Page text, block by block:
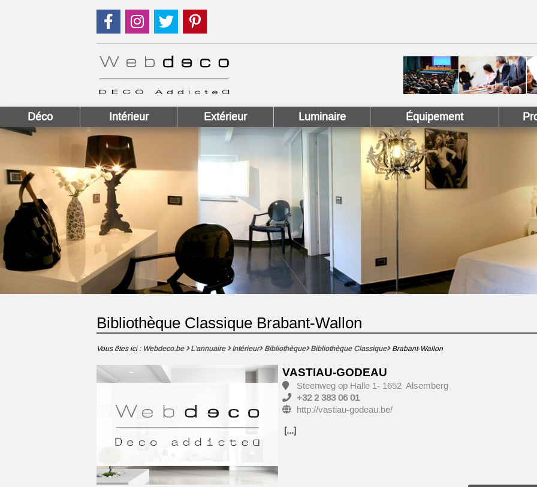
Suivez nous sur Facebook !
Suivez nous sur Instagram !
Suivez nous sur Twitter !
Déco Intérieur Extérieur Luminaire Équipement
Bibliothèque Classique Brabant-Wallon
Vous êtes ici : Webdeco.be L'annuaire Intérieur Bibliothèque Bibliothèque Classique Brabant-Wallon
VASTIAU-GODEAU
Steenweg op Halle 1- 1652 Alsemberg
+32 2 383 06 01
http://vastiau-godeau.be/
[...]